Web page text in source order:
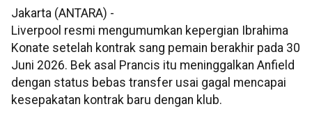
Jakarta (ANTARA) -
Liverpool resmi mengumumkan kepergian Ibrahima
Konate setelah kontrak sang pemain berakhir pada 30
Juni 2026. Bek asal Prancis itu meninggalkan Anfield
dengan status bebas transfer usai gagal mencapai
kesepakatan kontrak baru dengan klub.